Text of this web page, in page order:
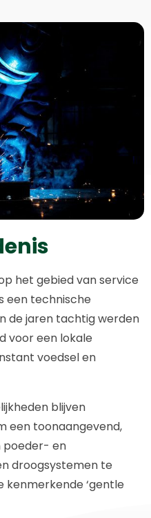
het gebied van service
een technische
de jaren tachtig werden
voor een lokale
voedsel en
blijven
een toonaangevend,
poeder- en
droogsystemen te
kenmerkende ‘gentle